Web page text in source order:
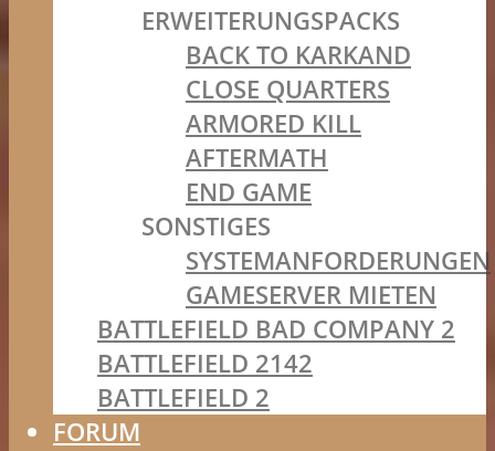
ERWEITERUNGSPACKS
BACK TO KARKAND
CLOSE QUARTERS
ARMORED KILL
AFTERMATH
END GAME
SONSTIGES
SYSTEMANFORDERUNGEN
GAMESERVER MIETEN
BATTLEFIELD BAD COMPANY 2
BATTLEFIELD 2142
BATTLEFIELD 2
FORUM